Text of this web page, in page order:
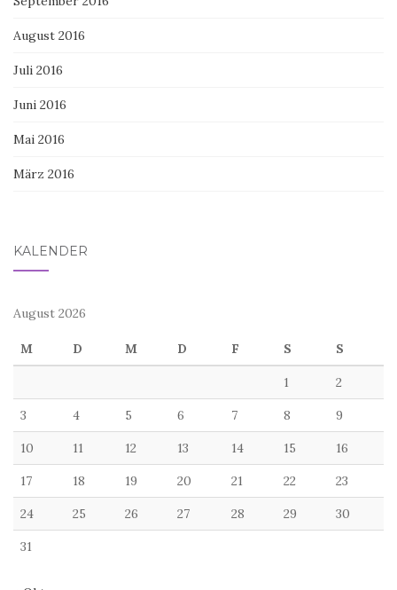
August 2016
Juli 2016
Juni 2016
Mai 2016
März 2016
KALENDER
August 2026
M D M D F S S
1 2
3 4 5 6 7 8 9
10 11 12 13 14 15 16
17 18 19 20 21 22 23
24 25 26 27 28 29 30
31